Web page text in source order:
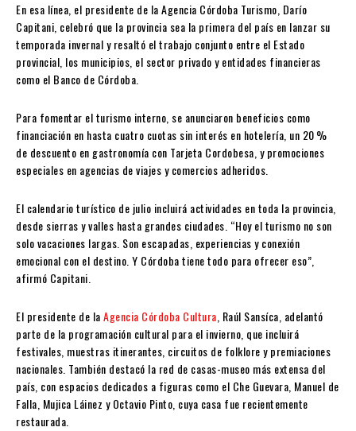
En esa línea, el presidente de la Agencia Córdoba Turismo, Darío
Capitani, celebró que la provincia sea la primera del país en lanzar su
temporada invernal y resaltó el trabajo conjunto entre el Estado
provincial, los municipios, el sector privado y entidades financieras
como el Banco de Córdoba.
Para fomentar el turismo interno, se anunciaron beneficios como
financiación en hasta cuatro cuotas sin interés en hotelería, un 20 %
de descuento en gastronomía con Tarjeta Cordobesa, y promociones
especiales en agencias de viajes y comercios adheridos.
El calendario turístico de julio incluirá actividades en toda la provincia,
desde sierras y valles hasta grandes ciudades. “Hoy el turismo no son
solo vacaciones largas. Son escapadas, experiencias y conexión
emocional con el destino. Y Córdoba tiene todo para ofrecer eso”,
afirmó Capitani.
El presidente de laAgencia Córdoba Cultura, Raúl Sansíca, adelantó
parte de la programación cultural para el invierno, que incluirá
festivales, muestras itinerantes, circuitos de folklore y premiaciones
nacionales. También destacó la red de casas-museo más extensa del
país, con espacios dedicados a figuras como el Che Guevara, Manuel de
Falla, Mujica Láinez y Octavio Pinto, cuya casa fue recientemente
restaurada.